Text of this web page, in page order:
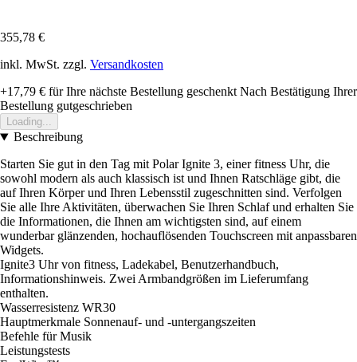
355,78 €
inkl. MwSt. zzgl. Versandkosten
+17,79 € für Ihre nächste Bestellung geschenkt Nach Bestätigung Ihrer
Bestellung gutgeschrieben
Loading...
Beschreibung
Starten Sie gut in den Tag mit Polar Ignite 3, einer fitness Uhr, die
sowohl modern als auch klassisch ist und Ihnen Ratschläge gibt, die
auf Ihren Körper und Ihren Lebensstil zugeschnitten sind. Verfolgen
Sie alle Ihre Aktivitäten, überwachen Sie Ihren Schlaf und erhalten Sie
die Informationen, die Ihnen am wichtigsten sind, auf einem
wunderbar glänzenden, hochauflösenden Touchscreen mit anpassbaren
Widgets.
Ignite3 Uhr von fitness, Ladekabel, Benutzerhandbuch,
Informationshinweis. Zwei Armbandgrößen im Lieferumfang
enthalten.
Wasserresistenz WR30
Hauptmerkmale Sonnenauf- und -untergangszeiten
Befehle für Musik
Leistungstests